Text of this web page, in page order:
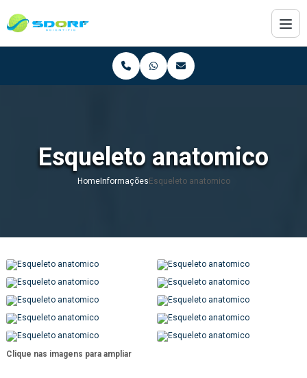
Esqueleto anatomico
HomeInformações Esqueleto anatomico
Clique nas imagens para ampliar